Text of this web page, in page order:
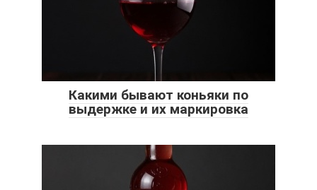
Какими бывают коньяки по
выдержке и их маркировка